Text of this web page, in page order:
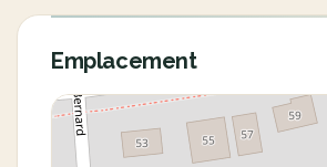
Emplacement